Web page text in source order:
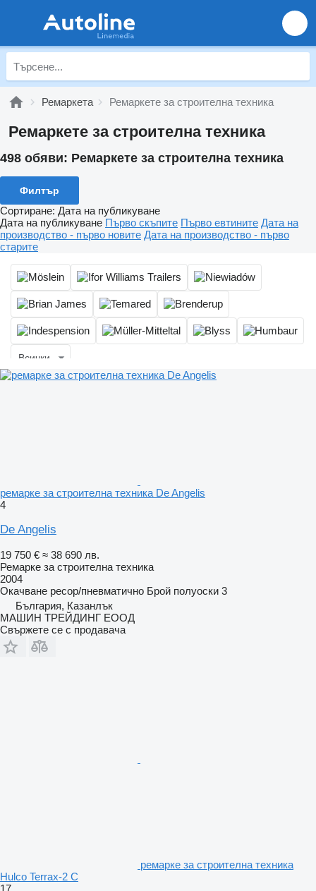
Ремаркета Ремаркете за строителна техника
Ремаркете за строителна техника
498 обяви: Ремаркете за строителна техника
Филтър
Сортиране: Дата на публикуване
Дата на публикуване Първо скъпите Първо евтините Дата на
производство - първо новите Дата на производство - първо
старите
Всички
ремарке за строителна техника De Angelis
4
De Angelis
19 750 € ≈ 38 690 лв.
Ремарке за строителна техника
2004
Окачване ресор/пневматично Брой полуоски 3
България, Казанлък
МАШИН ТРЕЙДИНГ ЕООД
Свържете се с продавача
ремарке за строителна техника
Hulco Terrax-2 C
17